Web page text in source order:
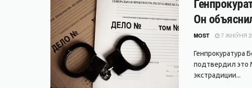
Он
MOST 7 ЖНІЎНЯ
Генпрокуратура
подтвердил это
экстрадиции...